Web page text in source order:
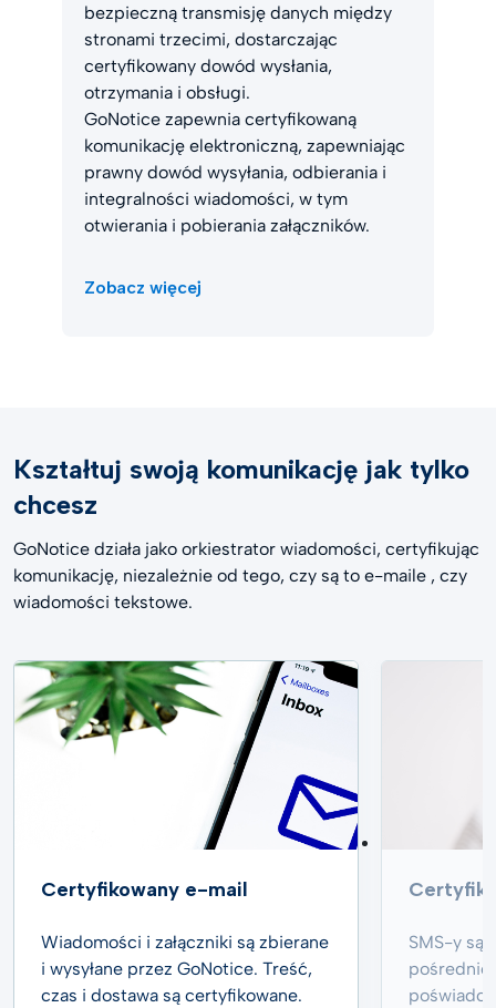
bezpieczną transmisję danych między
stronami trzecimi, dostarczając
certyfikowany dowód wysłania,
otrzymania i obsługi.
GoNotice zapewnia certyfikowaną
komunikację elektroniczną, zapewniając
prawny dowód wysyłania, odbierania i
integralności wiadomości, w tym
otwierania i pobierania załączników.
Zobacz więcej
Kształtuj swoją komunikację jak tylko
chcesz
GoNotice działa jako orkiestrator wiadomości, certyfikując
komunikację, niezależnie od tego, czy są to e-maile , czy
wiadomości tekstowe.
Certyfikowany e-mail
Wiadomości i załączniki są zbierane
i wysyłane przez GoNotice. Treść,
czas i dostawa są certyfikowane.
SMS-y są